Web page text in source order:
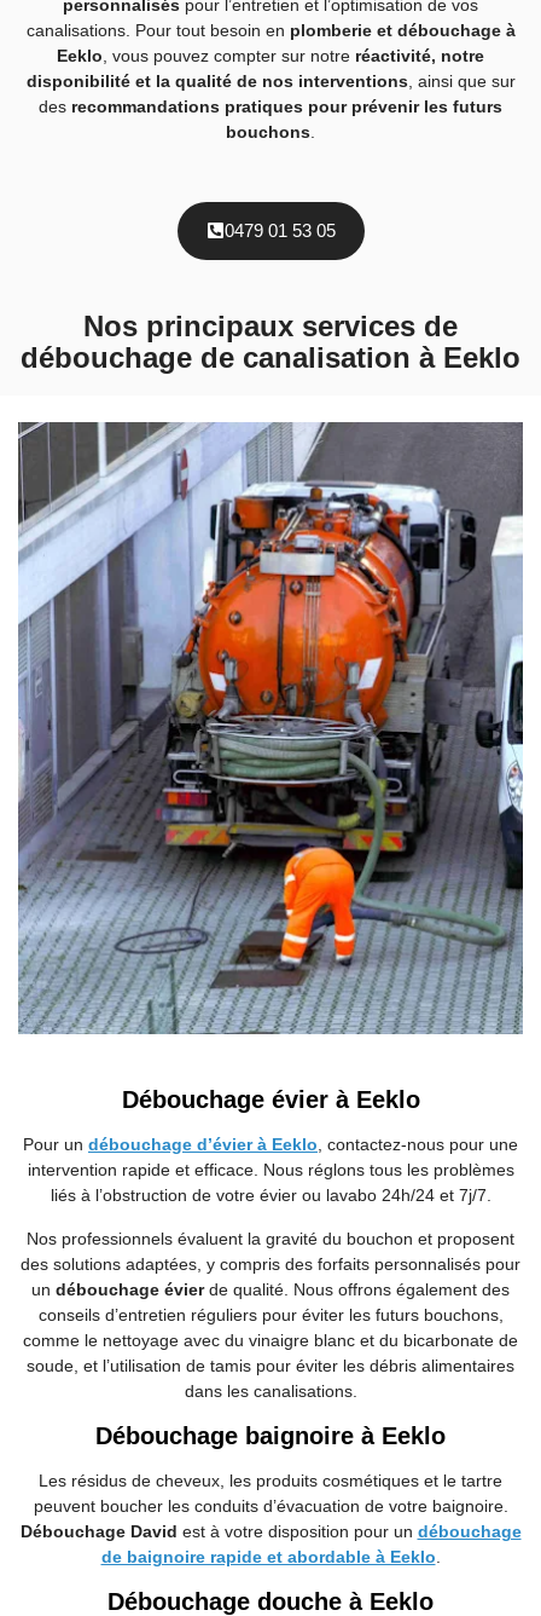
personnalisés pour l’entretien et l’optimisation de vos
canalisations. Pour tout besoin en plomberie et débouchage à
Eeklo , vous pouvez compter sur notre réactivité, notre
disponibilité et la qualité de nos interventions, ainsi que sur
des recommandations pratiques pour prévenir les futurs
bouchons
0479 01 53 05
Nos principaux services de
débouchage de canalisation à Eeklo
Débouchage évier à Eeklo
Pour un débouchage d’évier à Eeklo , contactez-nous pour une
intervention rapide et efficace. Nous réglons tous les problèmes
liés à l’obstruction de votre évier ou lavabo 24h/24 et 7j/7.
Nos professionnels évaluent la gravité du bouchon et proposent
des solutions adaptées, y compris des forfaits personnalisés pour
un débouchage évierde qualité. Nous offrons également des
conseils d’entretien réguliers pour éviter les futurs bouchons,
comme le nettoyage avec du vinaigre blanc et du bicarbonate de
soude, et l’utilisation de tamis pour éviter les débris alimentaires
dans les canalisations.
Débouchage baignoire à Eeklo
Les résidus de cheveux, les produits cosmétiques et le tartre
peuvent boucher les conduits d’évacuation de votre baignoire.
Débouchage David est à votre disposition pour un débouchage
de baignoire rapide et abordable à Eeklo
Débouchage douche à Eeklo